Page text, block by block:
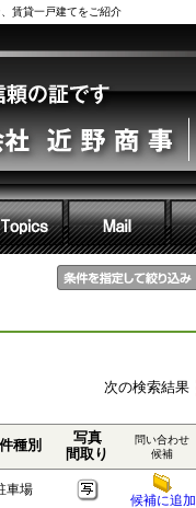
賃貸一戸建てをご紹介
次の検索結果
種別
写真
間取り
問い合わせ
候補
車場
候補に追加